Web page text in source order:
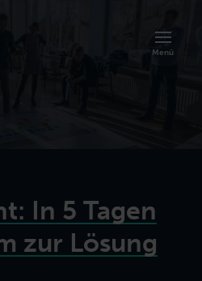
Menü
In 5 Tagen
zur Lösung